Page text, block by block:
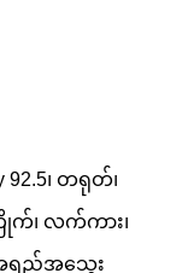
92.5၊ တရုတ်၊
၊ လက်ကား၊
အရည်အသွေး